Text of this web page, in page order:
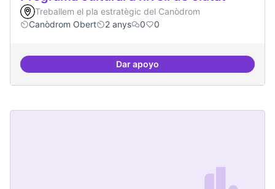
Treballem el pla estratègic del Canòdrom
Canòdrom Obert
2 anys 0 0
Dar apoyoPrograma cultural a nivell de